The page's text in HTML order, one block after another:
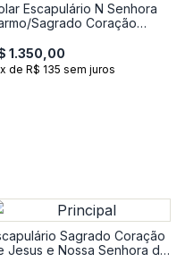
Escapulário N Senhora
Sagrado Coração
de Ouro Amarelo 18k
1.350,00
de R$ 135 sem juros
Sagrado Coração
Jesus e Nossa Senhora do